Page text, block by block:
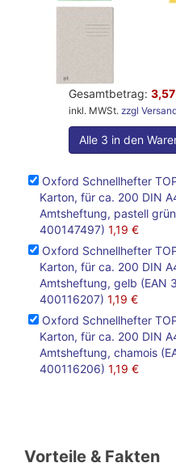
Gesamtbetrag:
inkl. MWSt. zzgl
Alle 3 in den
Oxford Schnellhefter
Karton, für ca. 200 DIN
Amtsheftung, pastell
400147497) 1,19 €
Oxford Schnellhefter
Karton, für ca. 200 DIN
Amtsheftung, gelb (EAN
400116207) 1,19 €
Oxford Schnellhefter
Karton, für ca. 200 DIN
Amtsheftung, chamois
400116206) 1,19 €
Vorteile & Fakten